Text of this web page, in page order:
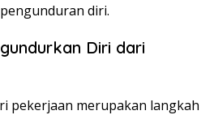
diri.
Diri dari
pekerjaan merupakan langkah